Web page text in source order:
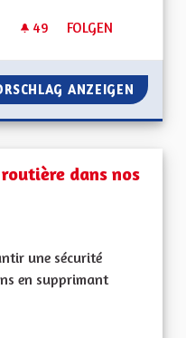
49 49 FOLLOWER
FOLGEN
ALSACE... ET NON
ANZEIGEN
dans nos
une sécurité
en supprimant